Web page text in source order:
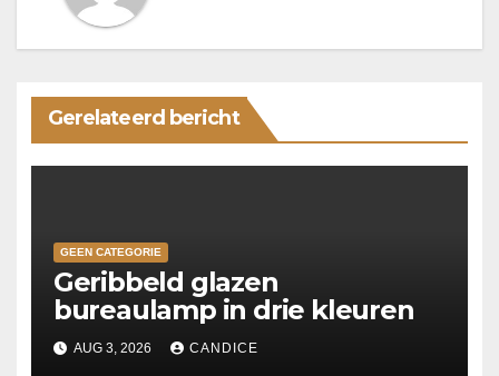
Gerelateerd bericht
GEEN CATEGORIE
Geribbeld glazen
bureaulamp in drie kleuren
AUG 3, 2026 CANDICE